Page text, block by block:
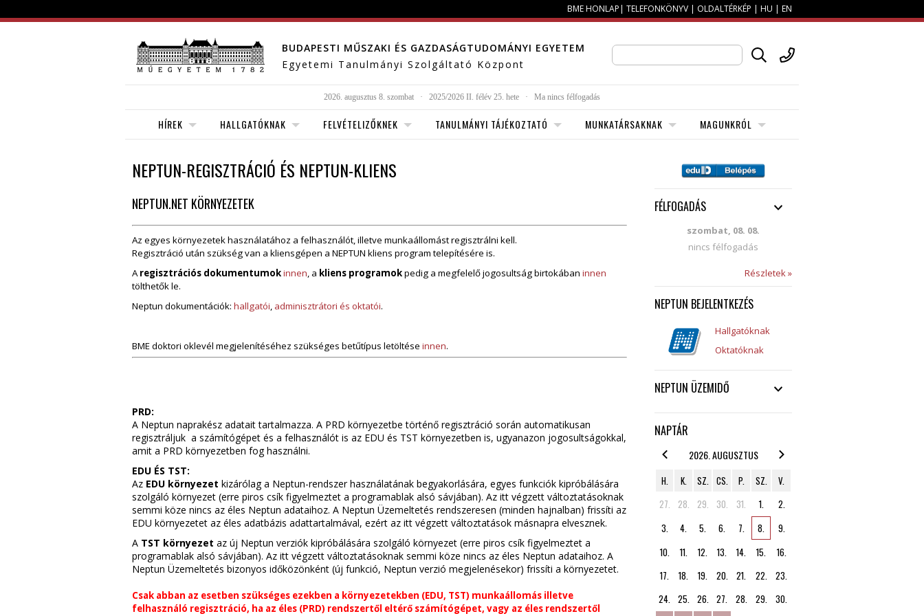
BME HONLAP| TELEFONKÖNYV | OLDALTÉRKÉP | HU | EN
BUDAPESTI MŰSZAKI ÉS GAZDASÁGTUDOMÁNYI EGYETEM
Egyetemi Tanulmányi Szolgáltató Központ
2026. augusztus 8. szombat · 2025/2026 II. félév 25. hete · Ma nincs félfogadás
HÍREK HALLGATÓKNAK FELVÉTELIZŐKNEK TANULMÁNYI TÁJÉKOZTATÓ MUNKATÁRSAKNAK MAGUNKRÓL
NEPTUN-REGISZTRÁCIÓ ÉS NEPTUN-KLIENS
NEPTUN.NET KÖRNYEZETEK
Az egyes környezetek használatához a felhasználót, illetve munkaállomást regisztrálni kell.
Regisztráció után szükség van a kliensgépen a NEPTUN kliens program telepítésére is.
Aregisztrációs dokumentumokinnen, a kliens programokpedig a megfelelő jogosultság birtokában innen
tölthetők le.
Neptun dokumentációk: hallgatói, adminisztrátori és oktatói.
BME doktori oklevél megjelenítéséhez szükséges betűtípus letöltése innen.
PRD:
A Neptun naprakész adatait tartalmazza. A PRD környezetbe történő regisztráció során automatikusan
regisztráljuk a számítógépet és a felhasználót is az EDU és TST környezetben is, ugyanazon jogosultságokkal,
amit a PRD környezetben fog használni.
EDU ÉS TST:
Az EDU környezet kizárólag a Neptun-rendszer használatának begyakorlására, egyes funkciók kipróbálására
szolgáló környezet (erre piros csík figyelmeztet a programablak alsó sávjában). Az itt végzett változtatásoknak
semmi köze nincs az éles Neptun adataihoz. A Neptun Üzemeltetés rendszeresen (minden hajnalban) frissíti az
EDU környezetet az éles adatbázis adattartalmával, ezért az itt végzett változtatások másnapra elvesznek.
A TST környezet az új Neptun verziók kipróbálására szolgáló környezet (erre piros csík figyelmeztet a
programablak alsó sávjában). Az itt végzett változtatásoknak semmi köze nincs az éles Neptun adataihoz. A
Neptun Üzemeltetés bizonyos időközönként (új funkció, Neptun verzió megjelenésekor) frissíti a környezetet.
Csak abban az esetben szükséges ezekben a környezetekben (EDU, TST) munkaállomás illetve
felhasználó regisztráció, ha az éles (PRD) rendszertől eltérő számítógépet, vagy az éles rendszertől
FÉLFOGADÁS
szombat, 08. 08.
nincs félfogadás
Részletek »
NEPTUN BEJELENTKEZÉS
Hallgatóknak
Oktatóknak
NEPTUN ÜZEMIDŐ
NAPTÁR
2026. AUGUSZTUS
H. K. SZ. CS. P. SZ.
V.
27.
28. 29. 30. 31. 1.
2.
3.
4. 5. 6. 7. 8.
9.
10.
11. 12. 13. 14. 15.
16.
17.
18. 19. 20. 21. 22.
23.
24. 25. 26. 27. 28. 29.
30.